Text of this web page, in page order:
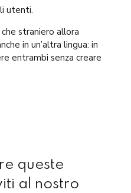
utenti.
straniero allora
in un’altra lingua: in
entrambi senza creare
queste
al nostro